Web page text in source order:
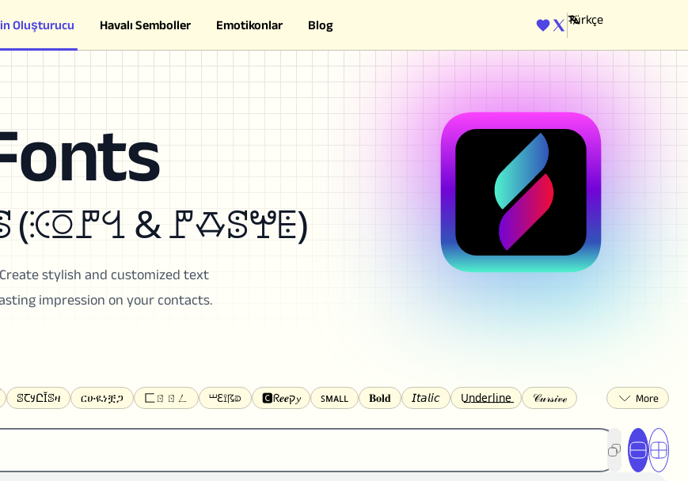
Oluşturucu Havalı Semboller Emotikonlar Blog ENGINE
& ꘝꗇꕷꖡꗍ)
stylish and customized text
impression on your contacts.
ꕷꞆ𐒦ԸĬꕷዛ ርሁዪነቿጋ 匚ㄖㄖㄥ ⏙ℇ⟟☈⟄ 🅲ᖇ𝒆𝒆ק𝔂 ꜱᴍᴀʟʟ 𝐁𝐨𝐥𝐝 𝘐𝘵𝘢𝘭𝘪𝘤 U͟n͟d͟e͟r͟l͟i͟n͟e͟
𝒞𝓊𝓇𝓈𝒾𝓋ℯ